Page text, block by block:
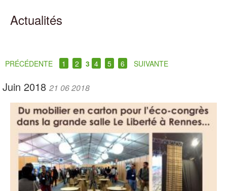
Actualités
PRÉCÉDENTE 1 2 3 4 5 6 SUIVANTE
Juin 2018 21 06 2018